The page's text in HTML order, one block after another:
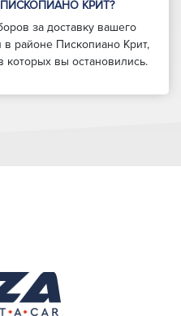
КРИТ?
за доставку вашего
районе Пископиано Крит,
которых вы остановились.